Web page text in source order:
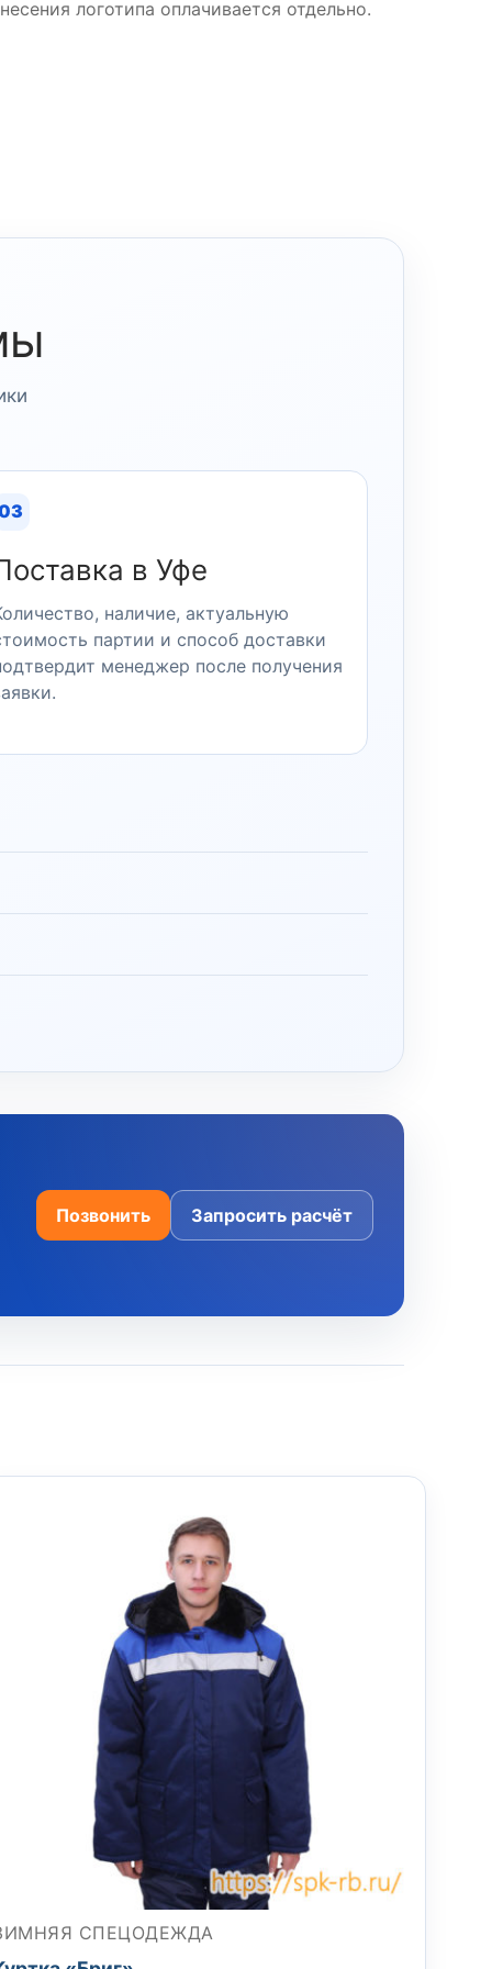
логотипа оплачивается отдельно.
в Уфе
наличие, актуальную
партии и способ доставки
менеджер после получения
Позвонить Запросить расчёт
СПЕЦОДЕЖДА